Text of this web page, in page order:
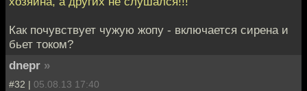
Как почувствует чужую жопу - включается сирена и
бьет током?
dnepr »
#32 | 05.08.13 17:40